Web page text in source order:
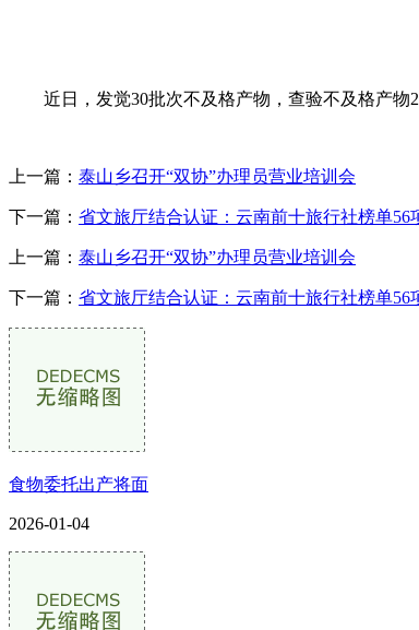
近日，发觉30批次不及格产物，查验不及格产物
上一篇： 泰山乡召开“双协”办理员营业培训会
下一篇： 省文旅厅结合认证：云南前十旅行社榜单56
上一篇： 泰山乡召开“双协”办理员营业培训会
下一篇： 省文旅厅结合认证：云南前十旅行社榜单56
食物委托出产将面
2026-01-04